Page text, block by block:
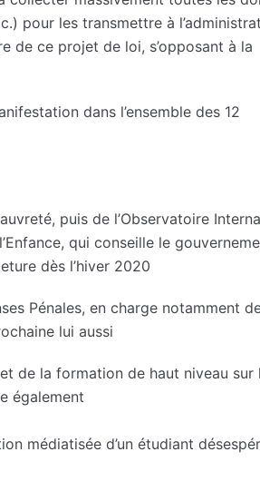
pour les transmettre à
de ce projet de loi, s’opposant à la
dans l’ensemble des 12
puis de l’Observatoire
qui conseille le
dès l’hiver 2020
Pénales, en charge notamment
lui aussi
de la formation de haut niveau sur
également
médiatisée d’un étudiant